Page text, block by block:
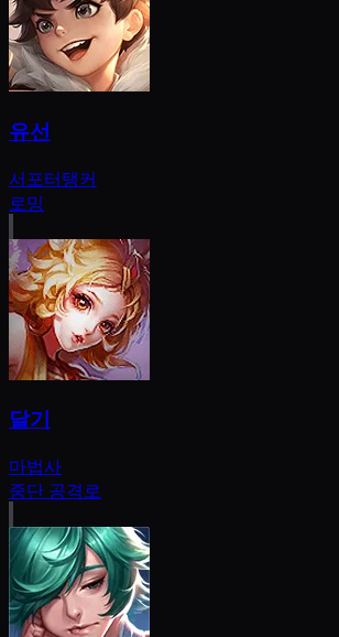
유선
서포터탱커
로밍
달기
마법사
중단 공격로